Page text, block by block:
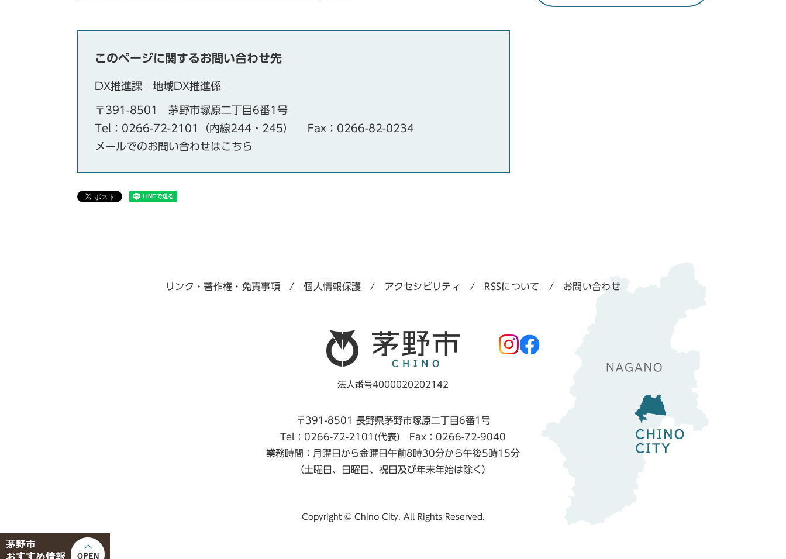
このページに関するお問い合わせ先
DX推進課 地域DX推進係
〒391-8501
茅野市塚原二丁目6番1号
Tel：0266-72-2101（内線244・245）
Fax：0266-82-0234
メールでのお問い合わせはこちら
リンク・著作権・免責事項 個人情報保護 アクセシビリティ RSSについて お問い合わせ
法人番号4000020202142
〒391-8501 長野県茅野市塚原二丁目6番1号
Tel：0266-72-2101(代表) Fax：0266-72-9040
業務時間：月曜日から金曜日午前8時30分から午後5時15分
（土曜日、日曜日、祝日及び年末年始は除く）
Copyright © Chino City. All Rights Reserved.